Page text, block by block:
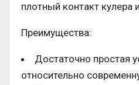
плотный контакт кулера
Преимущества:
Достаточно простая
относительно